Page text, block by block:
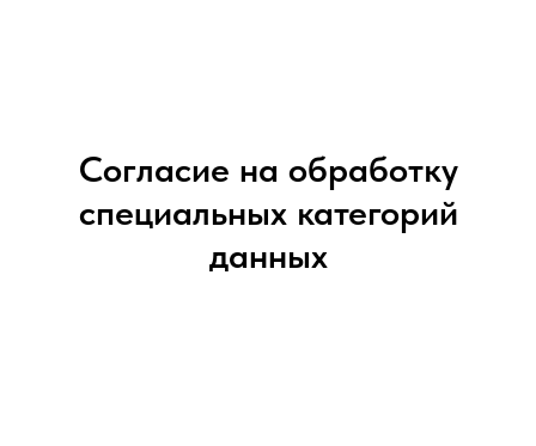
Согласие на обработку
специальных категорий
данных